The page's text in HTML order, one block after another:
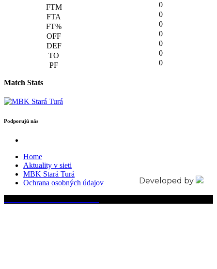
0
0
0
0
0
0
0
Match Stats
Podporujú nás
Home
Aktuality v sieti
MBK Stará Turá
Ochrana osobných údajov
Developed by